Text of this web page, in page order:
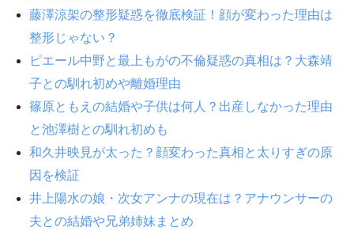
藤澤涼架の整形疑惑を徹底検証！顔が変わった理由は
整形じゃない？
ピエール中野と最上もがの不倫疑惑の真相は？大森靖
子との馴れ初めや離婚理由
篠原ともえの結婚や子供は何人？出産しなかった理由
と池澤樹との馴れ初めも
和久井映見が太った？顔変わった真相と太りすぎの原
因を検証
井上陽水の娘・次女アンナの現在は？アナウンサーの
夫との結婚や兄弟姉妹まとめ